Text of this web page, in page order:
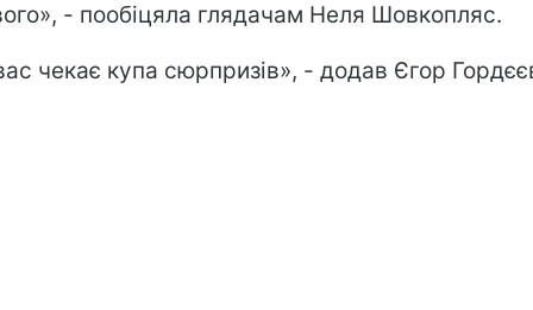
- пообіцяла глядачам Неля Шовкопляс.
чекає купа сюрпризів», - додав Єгор